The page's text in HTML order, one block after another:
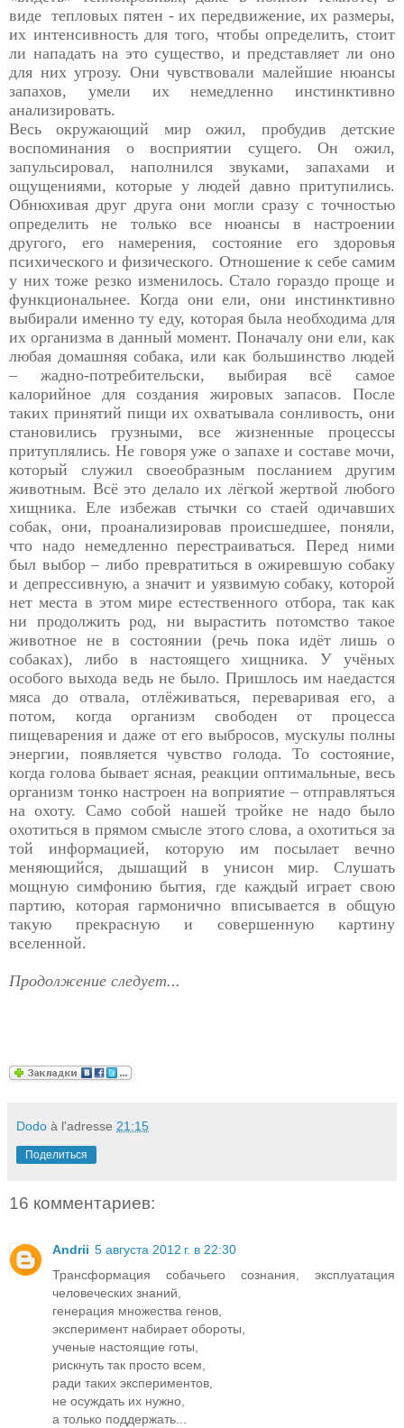
виде тепловых пятен - их передвижение, их размеры,
их интенсивность для того, чтобы определить, стоит
ли нападать на это существо, и представляет ли оно
для них угрозу. Они чувствовали малейшие нюансы
запахов, умели их немедленно инстинктивно
анализировать.
Весь окружающий мир ожил, пробудив детские
воспоминания о восприятии сущего. Он ожил,
запульсировал, наполнился звуками, запахами и
ощущениями, которые у людей давно притупились.
Обнюхивая друг друга они могли сразу с точностью
определить не только все нюансы в настроении
другого, его намерения, состояние его здоровья
психического и физического. Отношение к себе самим
у них тоже резко изменилось. Стало гораздо проще и
функциональнее. Когда они ели, они инстинктивно
выбирали именно ту еду, которая была необходима для
их организма в данный момент. Поначалу они ели, как
любая домашняя собака, или как большинство людей
– жадно-потребительски, выбирая всё самое
калорийное для создания жировых запасов. После
таких принятий пищи их охватывала сонливость, они
становились грузными, все жизненные процессы
притуплялись. Не говоря уже о запахе и составе мочи,
который служил своеобразным посланием другим
животным. Всё это делало их лёгкой жертвой любого
хищника. Еле избежав стычки со стаей одичавших
собак, они, проанализировав происшедшее, поняли,
что надо немедленно перестраиваться. Перед ними
был выбор – либо превратиться в ожиревшую собаку
и депрессивную, а значит и уязвимую собаку, которой
нет места в этом мире естественного отбора, так как
ни продолжить род, ни вырастить потомство такое
животное не в состоянии (речь пока идёт лишь о
собаках), либо в настоящего хищника. У учёных
особого выхода ведь не было. Пришлось им наедастся
мяса до отвала, отлёживаться, переваривая его, а
потом, когда организм свободен от процесса
пищеварения и даже от его выбросов, мускулы полны
энергии, появляется чувство голода. То состояние,
когда голова бывает ясная, реакции оптимальные, весь
организм тонко настроен на воприятие – отправляться
на охоту. Само собой нашей тройке не надо было
охотиться в прямом смысле этого слова, а охотиться за
той информацией, которую им посылает вечно
меняющийся, дышащий в унисон мир. Слушать
мощную симфонию бытия, где каждый играет свою
партию, которая гармонично вписывается в общую
такую прекрасную и совершенную картину
вселенной.
Продолжение следует...
Dodo à l'adresse 21:15
Поделиться
16 комментариев:
Andrii 5 августа 2012 г. в 22:30
Трансформация собачьего сознания, эксплуатация
человеческих знаний,
генерация множества генов,
эксперимент набирает обороты,
ученые настоящие готы,
рискнуть так просто всем,
ради таких экспериментов,
не осуждать их нужно,
а только поддержать...